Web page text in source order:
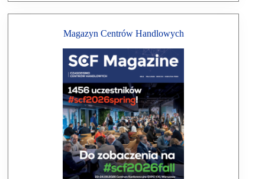
Magazyn Centrów Handlowych